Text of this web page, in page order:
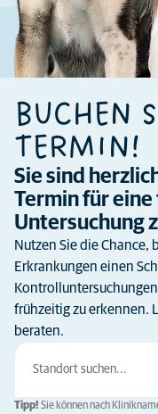
BUCHEN
TERMIN!
Sie sind
Termin für
Untersuchung
Nutzen Sie die
Erkrankungen einen
frühzeitig zu erkennen.
beraten.
Tipp! Sie können nach